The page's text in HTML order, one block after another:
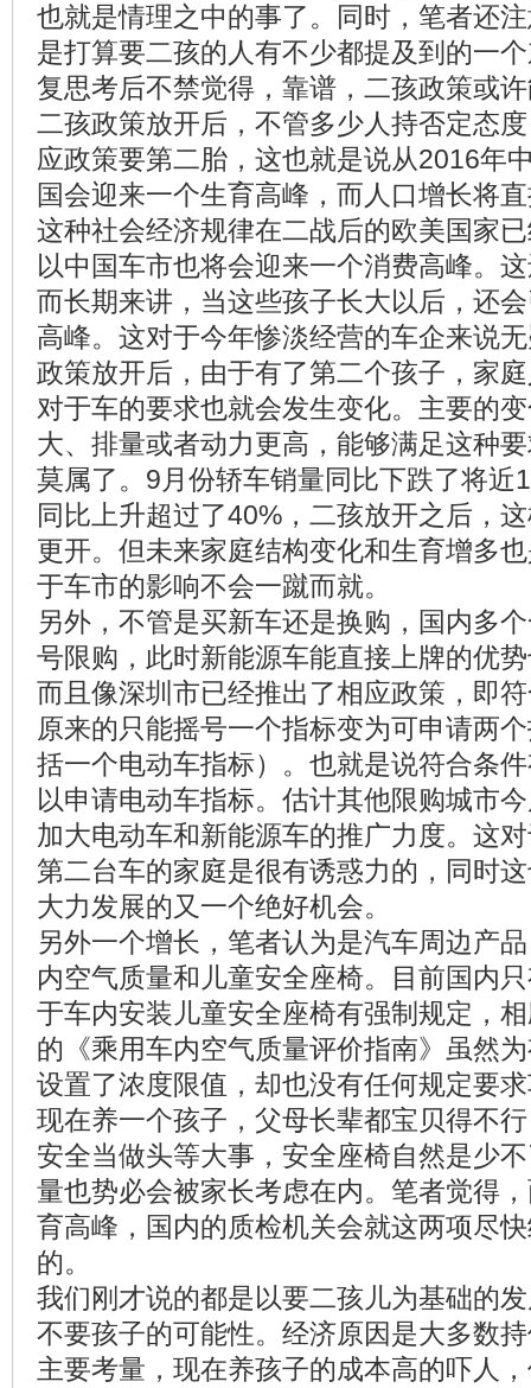
也就是情理之中的事了。同时，笔者还
是打算要二孩的人有不少都提及到的一
复思考后不禁觉得，靠谱，二孩政策或
二孩政策放开后，不管多少人持否定态
应政策要第二胎，这也就是说从2016年
国会迎来一个生育高峰，而人口增长将
这种社会经济规律在二战后的欧美国家
以中国车市也将会迎来一个消费高峰。
而长期来讲，当这些孩子长大以后，还
高峰。这对于今年惨淡经营的车企来说
政策放开后，由于有了第二个孩子，家
对于车的要求也就会发生变化。主要的
大、排量或者动力更高，能够满足这种
莫属了。9月份轿车销量同比下跌了将近
同比上升超过了40%，二孩放开之后，
更开。但未来家庭结构变化和生育增多
于车市的影响不会一蹴而就。
另外，不管是买新车还是换购，国内多
号限购，此时新能源车能直接上牌的优
而且像深圳市已经推出了相应政策，即
原来的只能摇号一个指标变为可申请两
括一个电动车指标）。也就是说符合条
以申请电动车指标。估计其他限购城市
加大电动车和新能源车的推广力度。这
第二台车的家庭是很有诱惑力的，同时
大力发展的又一个绝好机会。
另外一个增长，笔者认为是汽车周边产
内空气质量和儿童安全座椅。目前国内
于车内安装儿童安全座椅有强制规定，
的《乘用车内空气质量评价指南》虽然
设置了浓度限值，却也没有任何规定要
现在养一个孩子，父母长辈都宝贝得不
安全当做头等大事，安全座椅自然是少
量也势必会被家长考虑在内。笔者觉得
育高峰，国内的质检机关会就这两项尽
的。
我们刚才说的都是以要二孩儿为基础的
不要孩子的可能性。经济原因是大多数
主要考量，现在养孩子的成本高的吓人